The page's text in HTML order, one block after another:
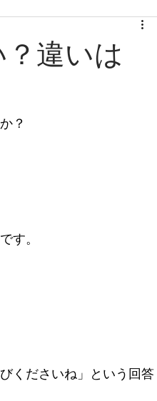
違いは
？
す。
くださいね」という回答